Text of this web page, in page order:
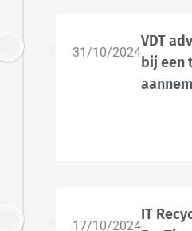
31/10/2024
VDT
bij een
17/10/2024
IT